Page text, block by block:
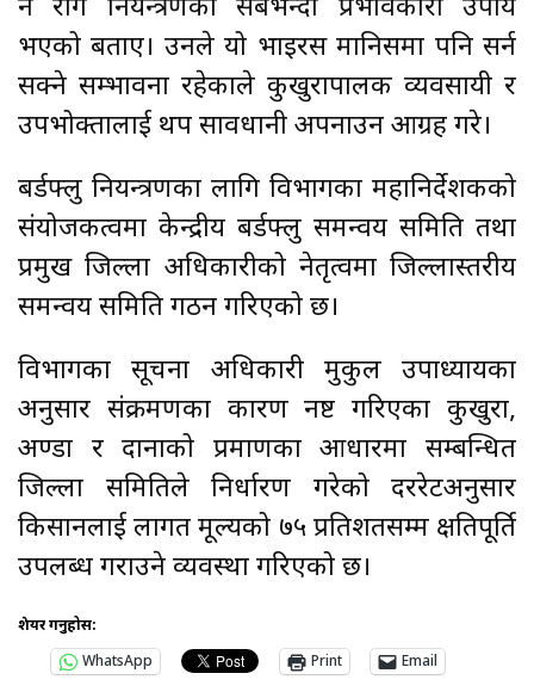
नै रोग नियन्त्रणको सबैभन्दा प्रभावकारी उपाय
भएको बताए। उनले यो भाइरस मानिसमा पनि सर्न
सक्ने सम्भावना रहेकाले कुखुरापालक व्यवसायी र
उपभोक्तालाई थप सावधानी अपनाउन आग्रह गरे।
बर्डफ्लु नियन्त्रणका लागि विभागका महानिर्देशकको
संयोजकत्वमा केन्द्रीय बर्डफ्लु समन्वय समिति तथा
प्रमुख जिल्ला अधिकारीको नेतृत्वमा जिल्लास्तरीय
समन्वय समिति गठन गरिएको छ।
विभागका सूचना अधिकारी मुकुल उपाध्यायका
अनुसार संक्रमणका कारण नष्ट गरिएका कुखुरा,
अण्डा र दानाको प्रमाणका आधारमा सम्बन्धित
जिल्ला समितिले निर्धारण गरेको दररेटअनुसार
किसानलाई लागत मूल्यको ७५ प्रतिशतसम्म क्षतिपूर्ति
उपलब्ध गराउने व्यवस्था गरिएको छ।
शेयर गर्नुहोस:
WhatsApp
Print Email